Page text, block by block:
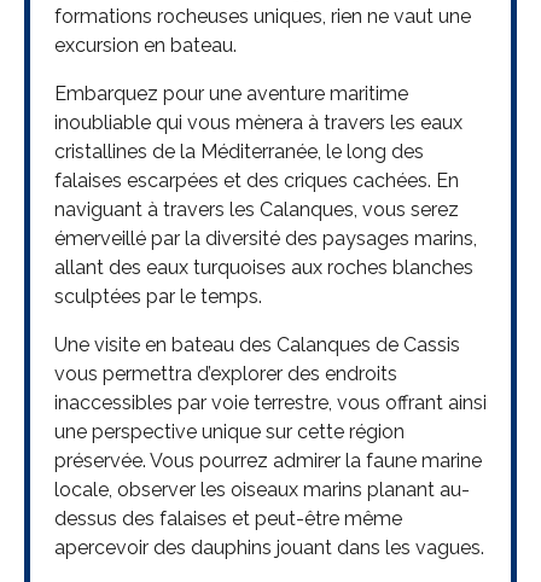
formations rocheuses uniques, rien ne vaut une
excursion en bateau.
Embarquez pour une aventure maritime
inoubliable qui vous mènera à travers les eaux
cristallines de la Méditerranée, le long des
falaises escarpées et des criques cachées. En
naviguant à travers les Calanques, vous serez
émerveillé par la diversité des paysages marins,
allant des eaux turquoises aux roches blanches
sculptées par le temps.
Une visite en bateau des Calanques de Cassis
vous permettra d’explorer des endroits
inaccessibles par voie terrestre, vous offrant ainsi
une perspective unique sur cette région
préservée. Vous pourrez admirer la faune marine
locale, observer les oiseaux marins planant au-
dessus des falaises et peut-être même
apercevoir des dauphins jouant dans les vagues.